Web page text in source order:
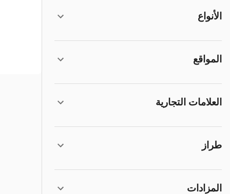
الأنواع
المواقع
العلامات التجارية
طراز
المزادات